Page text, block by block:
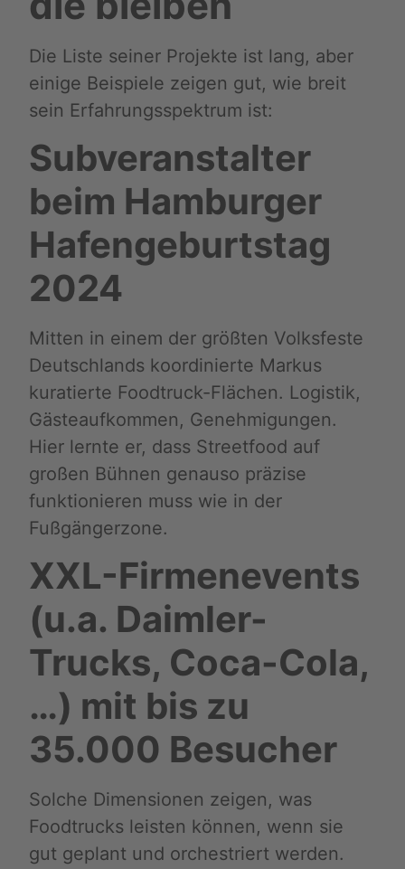
Die Liste seiner Projekte ist lang, aber
einige Beispiele zeigen gut, wie breit
sein Erfahrungsspektrum ist:
Subveranstalter
beim Hamburger
Hafengeburtstag
2024
Mitten in einem der größten Volksfeste
Deutschlands koordinierte Markus
kuratierte Foodtruck-Flächen. Logistik,
Gästeaufkommen, Genehmigungen.
Hier lernte er, dass Streetfood auf
großen Bühnen genauso präzise
funktionieren muss wie in der
Fußgängerzone.
XXL-Firmenevents
(u.a. Daimler-
Trucks, Coca-Cola,
…) mit bis zu
35.000 Besucher
Solche Dimensionen zeigen, was
Foodtrucks leisten können, wenn sie
gut geplant und orchestriert werden.